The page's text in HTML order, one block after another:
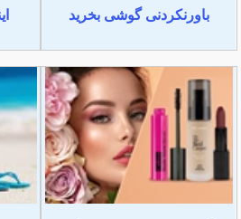
باورنکردنی گوشی بخرید